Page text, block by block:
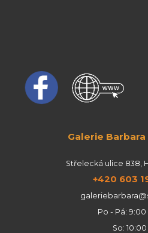
Galerie Barbara
Střelecká ulice 838,
+420 603
Po - Pá: 9:00
So: 10:00 -